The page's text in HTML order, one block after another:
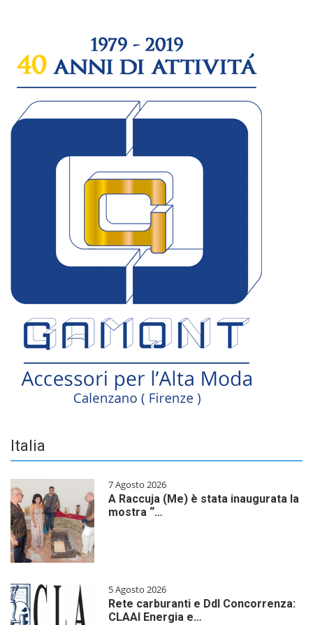
Italia
7 Agosto 2026
A Raccuja (Me) è stata inaugurata la
mostra “…
5 Agosto 2026
Rete carburanti e Ddl Concorrenza:
CLAAI Energia e…